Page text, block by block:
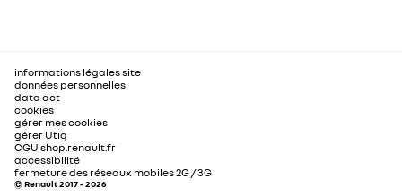
informations légales site
données personnelles
data act
cookies
gérer mes cookies
gérer Utiq
CGU shop.renault.fr
accessibilité
fermeture des réseaux mobiles 2G / 3G
© Renault 2017 - 2026